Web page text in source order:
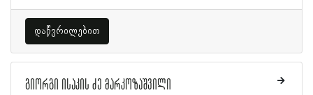
დაწვრილებით
გიორგი ისაკის ძე მარკოზაშვილი